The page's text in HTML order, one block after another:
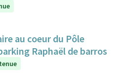
au coeur du Pôle
Raphaël de barros